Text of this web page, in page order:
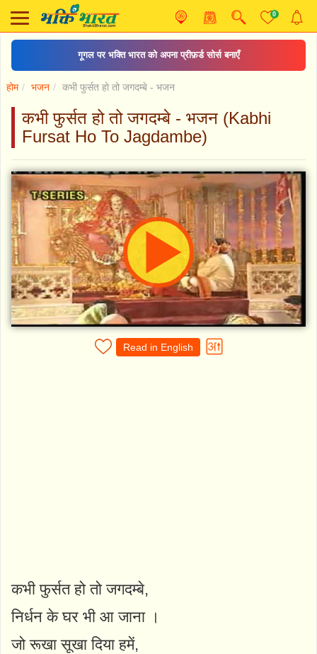
0
गूगल पर भक्ति भारत को अपना प्रीफ़र्ड सोर्स बनाएँ
होम भजन कभी फुर्सत हो तो जगदम्बे - भजन
कभी फुर्सत हो तो जगदम्बे - भजन (Kabhi
Fursat Ho To Jagdambe)
Read in English
कभी फुर्सत हो तो जगदम्बे,
निर्धन के घर भी आ जाना ।
जो रूखा सूखा दिया हमें,